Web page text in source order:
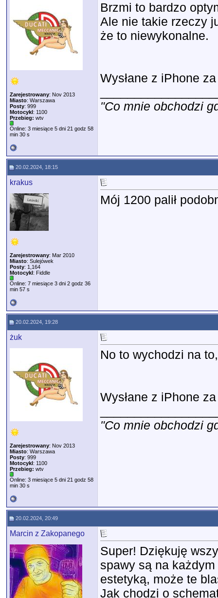
Zarejestrowany: Nov 2013
Miasto: Warszawa
Posty: 999
Motocykl: 1100
Przebieg: wtv
Online: 3 miesiące 5 dni 21 godz 58
min 30 s
Brzmi to bardzo
Ale nie takie rzeczy
że to niewykonalne.
Wysłane z iPhone
"Co mnie obchodzi
20.02.2024, 18:15
krakus
Zarejestrowany: Mar 2010
Miasto: Sulejówek
Posty: 1,164
Motocykl: Fiddle
Online: 7 miesiące 3 dni 2 godz 36
min 57 s
Mój 1200 palił
20.02.2024, 19:28
żuk
Zarejestrowany: Nov 2013
Miasto: Warszawa
Posty: 999
Motocykl: 1100
Przebieg: wtv
Online: 3 miesiące 5 dni 21 godz 58
min 30 s
No to wychodzi na
Wysłane z iPhone
"Co mnie obchodzi
20.02.2024, 20:49
Marcin z Zakopanego
Super! Dziękuję
spawy są na
estetyką, może te
Jak chodzi o